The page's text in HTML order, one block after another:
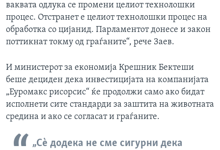
ваквата одлука се промени целиот технолошки
процес. Отстранет е целиот технолошки процес на
обработка со цијанид. Парламентот донесе и закон
поттикнат токму од граѓаните“, рече Заев.
И министерот за економија Крешник Бектеши
беше дециден дека инвестицијата на компанијата
„Еуромакс рисорсис“ ќе продолжи само ако бидат
исполнети сите стандарди за заштита на животната
средина и ако се согласат и граѓаните.
„Сѐ додека не сме сигурни дека